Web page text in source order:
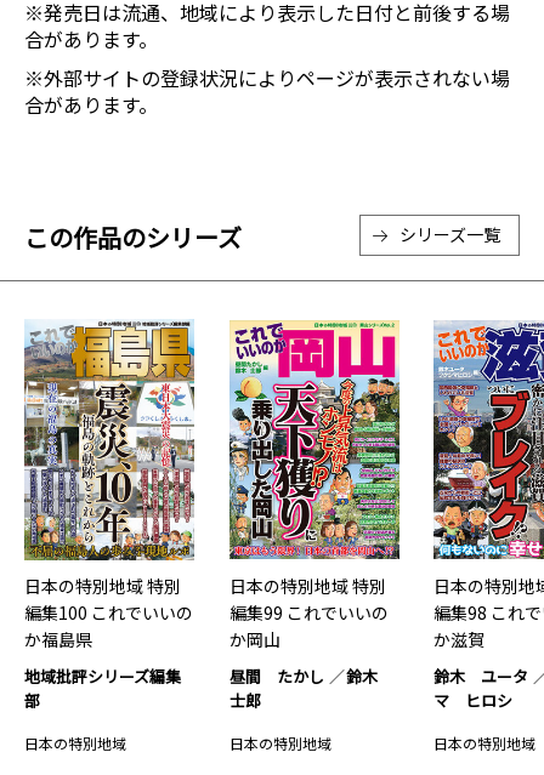
※発売日は流通、地域により表示した日付と前後する場
合があります。
※外部サイトの登録状況によりページが表示されない場
合があります。
この作品のシリーズ シリーズ一覧
日本の特別地域 特別
編集100 これでいいの
か福島県
地域批評シリーズ編集
部
日本の特別地域
日本の特別地域 特別
編集99 これでいいの
か岡山
昼間 たかし
鈴木
士郎
日本の特別地域
日本の特別地
編集98 これ
か滋賀
鈴木 ユータ
マ ヒロシ
日本の特別地域